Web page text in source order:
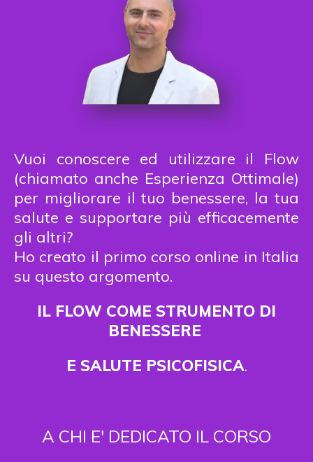
Vuoi conoscere ed utilizzare il Flow
(chiamato anche Esperienza Ottimale)
per migliorare il tuo benessere, la tua
salute e supportare più efficacemente
gli altri?
Ho creato il primo corso online in Italia
su questo argomento.
IL FLOW COME STRUMENTO DI
BENESSERE
E SALUTE PSICOFISICA.
A CHI E' DEDICATO IL CORSO